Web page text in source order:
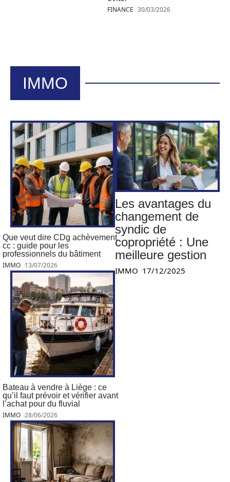
FINANCE 30/03/2026
IMMO
Que veut dire CDg achèvement
cc : guide pour les
professionnels du bâtiment
IMMO 13/07/2026
Bateau à vendre à Liège : ce
qu’il faut prévoir et vérifier avant
l’achat pour du fluvial
IMMO 28/06/2026
Les avantages du
changement de
syndic de
copropriété : Une
meilleure gestion
IMMO 17/12/2025